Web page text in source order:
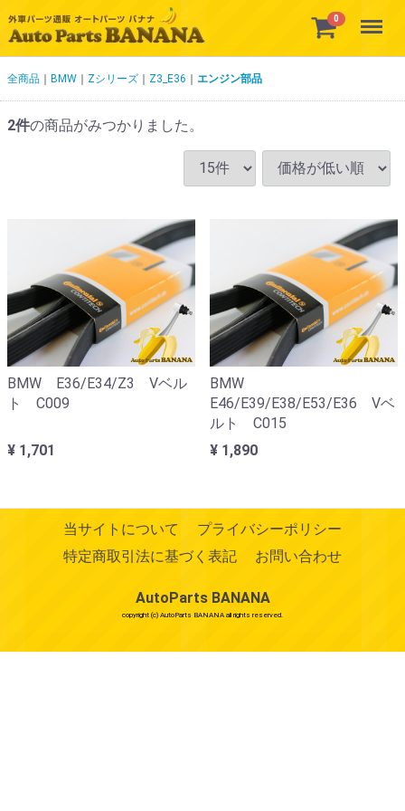
0 Menu
全商品 BMW Zシリーズ Z3_E36 エンジン部品
2件の商品がみつかりました。
BMW E36/E34/Z3 Vベル
ト C009
¥ 1,701
BMW
E46/E39/E38/E53/E36 Vベ
ルト C015
¥ 1,890
当サイトについて
プライバシーポリシー
特定商取引法に基づく表記
お問い合わせ
AutoParts BANANA
copyright (c) AutoParts BANANA all rights reserved.